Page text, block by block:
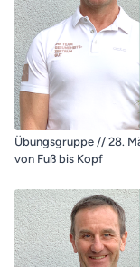
Übungsgruppe // 28.
von Fuß bis Kopf